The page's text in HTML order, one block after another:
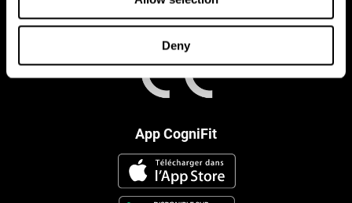
Deny
App CogniFit